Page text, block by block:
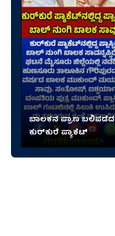
ಬಾಲಕನ ಪ್ರಾಣ ಬಲಿಪಡೆದ
ಕುರ್‌ಕುರೆ ಪ್ಯಾಕೆಟ್‌